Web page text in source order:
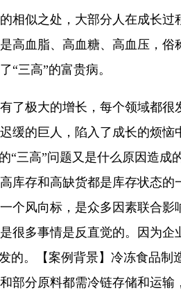
似之处，大部分人在成长
血脂、高血糖、高血压，
“三高”的富贵病。
了极大的增长，每个领域都
缓的巨人，陷入了成长的烦
“三高”问题又是什么原因造
库存和高缺货都是库存状态
个风向标，是众多因素联合
多事情是反直觉的。因为
的。【案例背景】冷冻食品
部分原料都需冷链存储和运